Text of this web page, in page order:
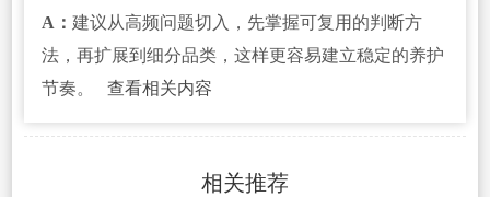
A： 建议从高频问题切入，先掌握可复用的判断方
法，再扩展到细分品类，这样更容易建立稳定的养护
节奏。
查看相关内容
相关推荐